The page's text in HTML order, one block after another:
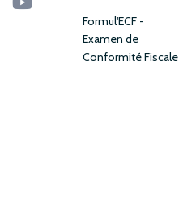
Formul'ECF -
Examen de
Conformité Fiscale